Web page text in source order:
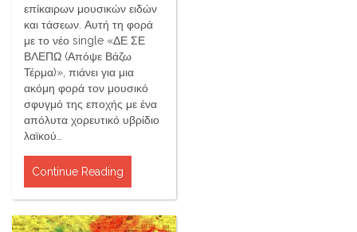
επίκαιρων μουσικών ειδών
και τάσεων. Αυτή τη φορά
με το νέο single «ΔΕ ΣΕ
ΒΛΕΠΩ (Απόψε Βάζω
Τέρμα)», πιάνει για μια
ακόμη φορά τον μουσικό
σφυγμό της εποχής με ένα
απόλυτα χορευτικό υβρίδιο
λαϊκού…
Continue Reading